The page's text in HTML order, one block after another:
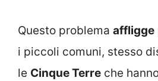
Questo problema affligge
i piccoli comuni, stesso
le Cinque Terre che